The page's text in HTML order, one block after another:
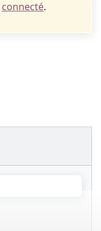
connecté.